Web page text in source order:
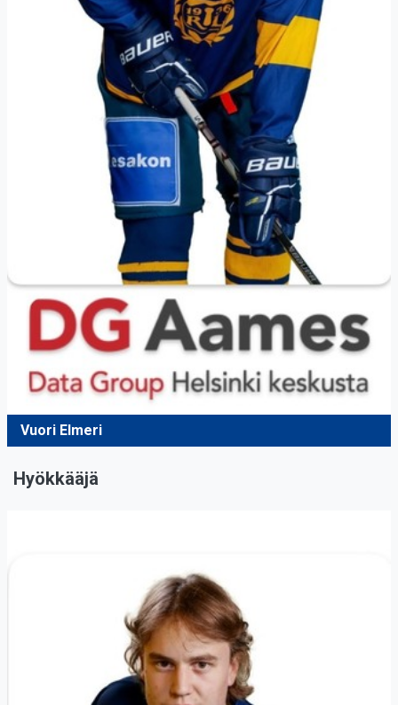
Vuori Elmeri
Hyökkääjä